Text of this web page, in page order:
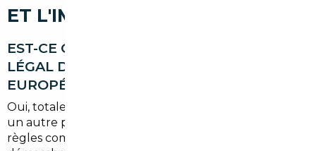
ET L'IMPORTATION
EST-CE QUE L'IMPORT DE VOITURE EST
LÉGAL DEPUIS UN PAYS DE L'UNION
EUROPÉENNE ?
Oui, totalement. L'importation d'un véhicule depuis
un autre pays membre de l'UE est encadrée par des
règles communautaires claires. La TVA et les